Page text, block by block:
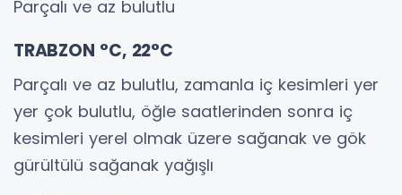
Parçalı ve az bulutlu
TRABZON °C, 22°C
Parçalı ve az bulutlu, zamanla iç kesimleri yer
yer çok bulutlu, öğle saatlerinden sonra iç
kesimleri yerel olmak üzere sağanak ve gök
gürültülü sağanak yağışlı